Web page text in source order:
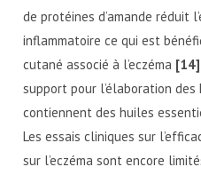
de protéines d’amande réduit
inflammatoire ce qui est
cutané associé à l’eczéma
support pour l’élaboration des
contiennent des huiles
Les essais cliniques sur
sur l’eczéma sont encore